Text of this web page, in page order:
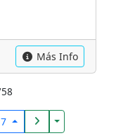
Más Info
Toggle